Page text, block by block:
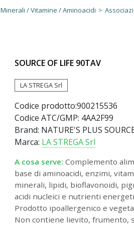
Minerali / Vitamine / Aminoacidi >
SOURCE OF LIFE 90TAV
LA STREGA Srl
Codice prodotto:900215536
Codice ATC/GMP: 4AA2F99
Brand: NATURE'S PLUS
Marca: LA STREGA Srl
A cosa serve:Complemento
base di aminoacidi, enzimi,
minerali, lipidi, bioflavonoidi,
acidi nucleici e nutrienti
Prodotto ipoallergenico e
Non contiene lievito, frumento,